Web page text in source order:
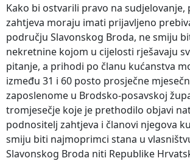
Kako bi ostvarili pravo na sudjelovanje,
zahtjeva moraju imati prijavljeno
području Slavonskog Broda, ne smiju
nekretnine kojom u cijelosti rješavaju
pitanje, a prihodi po članu kućanstva
između 31 i 60 posto prosječne
zaposlenome u Brodsko-posavskoj
tromjesečje koje je prethodilo objavi
podnositelj zahtjeva i članovi njegova
smiju biti najmoprimci stana u
Slavonskog Broda niti Republike